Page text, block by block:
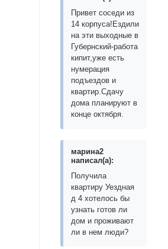
Привет соседи из
14 корпуса!Ездили
на эти выходные в
Губернский-работа
кипит,уже есть
нумерация
подъездов и
квартир.Сдачу
дома планируют в
конце октября.
марина2
написал(а):
Получила
квартиру Уездная
д 4 хотелось бы
узнать готов ли
дом и проживают
ли в нем люди?